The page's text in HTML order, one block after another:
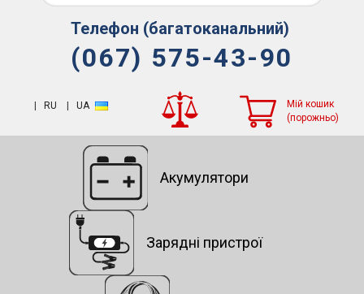
Телефон (багатоканальний)
(067) 575-43-90
RU UA
Мій кошик
(порожньо)
Акумулятори
Зарядні пристрої